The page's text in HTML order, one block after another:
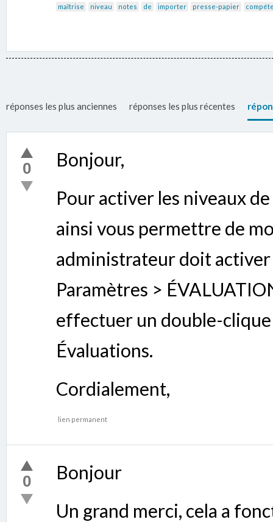
maîtrise niveau notes de importer presse-papier
réponses les plus anciennes réponses les plus récentes
0
Bonjour,
Pour activer les niveaux
ainsi vous permettre de
administrateur doit activer
Paramètres >
effectuer un double-clique
Évaluations.
Cordialement,
lien permanent
0
Bonjour
Un grand merci, cela a